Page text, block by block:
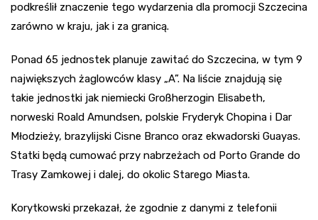
podkreślił znaczenie tego wydarzenia dla promocji Szczecina
zarówno w kraju, jak i za granicą.
Ponad 65 jednostek planuje zawitać do Szczecina, w tym 9
największych żaglowców klasy „A”. Na liście znajdują się
takie jednostki jak niemiecki Großherzogin Elisabeth,
norweski Roald Amundsen, polskie Fryderyk Chopina i Dar
Młodzieży, brazylijski Cisne Branco oraz ekwadorski Guayas.
Statki będą cumować przy nabrzeżach od Porto Grande do
Trasy Zamkowej i dalej, do okolic Starego Miasta.
Korytkowski przekazał, że zgodnie z danymi z telefonii